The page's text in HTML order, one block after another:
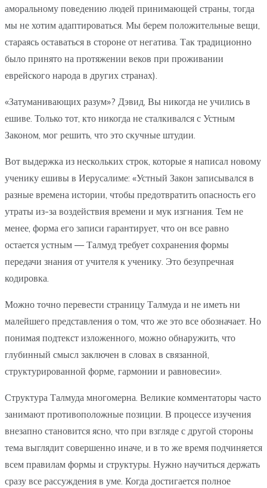
аморальному поведению людей принимающей страны, тогда
мы не хотим адаптироваться. Мы берем положительные вещи,
стараясь оставаться в стороне от негатива. Так традиционно
было принято на протяжении веков при проживании
еврейского народа в других странах).
«Затуманивающих разум»? Дэвид, Вы никогда не учились в
ешиве. Только тот, кто никогда не сталкивался с Устным
Законом, мог решить, что это скучные штудии.
Вот выдержка из нескольких строк, которые я написал новому
ученику ешивы в Иерусалиме: «Устный Закон записывался в
разные времена истории, чтобы предотвратить опасность его
утраты из-за воздействия времени и мук изгнания. Тем не
менее, форма его записи гарантирует, что он все равно
остается устным — Талмуд требует сохранения формы
передачи знания от учителя к ученику. Это безупречная
кодировка.
Можно точно перевести страницу Талмуда и не иметь ни
малейшего представления о том, что же это все обозначает. Но
понимая подтекст изложенного, можно обнаружить, что
глубинный смысл заключен в словах в связанной,
структурированной форме, гармонии и равновесии».
Структура Талмуда многомерна. Великие комментаторы часто
занимают противоположные позиции. В процессе изучения
внезапно становится ясно, что при взгляде с другой стороны
тема выглядит совершенно иначе, и в то же время подчиняется
всем правилам формы и структуры. Нужно научиться держать
сразу все рассуждения в уме. Когда достигается полное